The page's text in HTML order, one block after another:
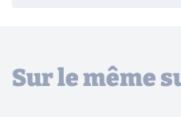
Sur le même